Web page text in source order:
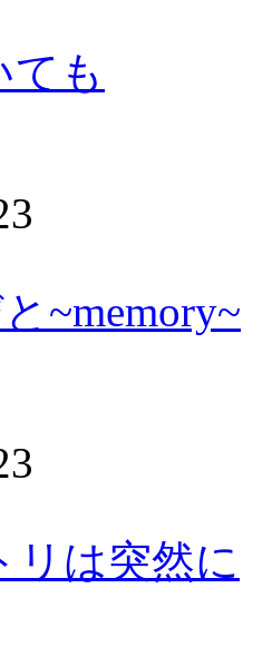
ても
~memory~
リは突然に